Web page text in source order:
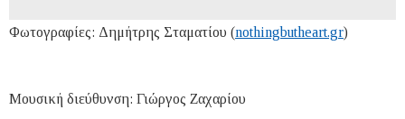
Φωτογραφίες: Δημήτρης Σταματίου (nothingbutheart.gr)
Μουσική διεύθυνση: Γιώργος Ζαχαρίου